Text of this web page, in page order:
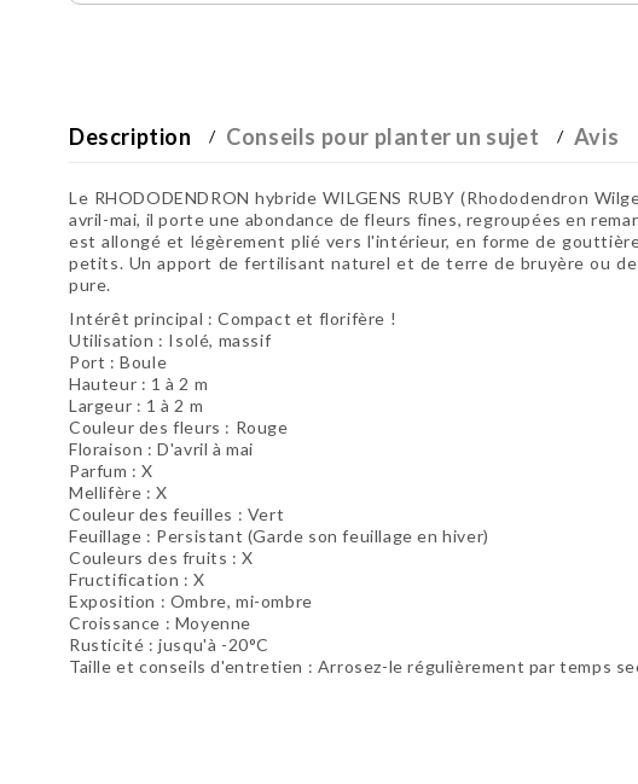
Description Conseils pour planter un sujet Avis
Le RHODODENDRON hybride WILGENS RUBY (Rhododendron
avril-mai, il porte une abondance de fleurs fines, regroupées en
est allongé et légèrement plié vers l'intérieur, en forme de
petits. Un apport de fertilisant naturel et de terre de bruyère ou
pure.
Intérêt principal : Compact et florifère !
Utilisation : Isolé, massif
Port : Boule
Hauteur : 1 à 2 m
Largeur : 1 à 2 m
Couleur des fleurs : Rouge
Floraison : D'avril à mai
Parfum : X
Mellifère : X
Couleur des feuilles : Vert
Feuillage : Persistant (Garde son feuillage en hiver)
Couleurs des fruits : X
Fructification : X
Exposition : Ombre, mi-ombre
Croissance : Moyenne
Rusticité : jusqu'à -20°C
Taille et conseils d'entretien : Arrosez-le régulièrement par temps